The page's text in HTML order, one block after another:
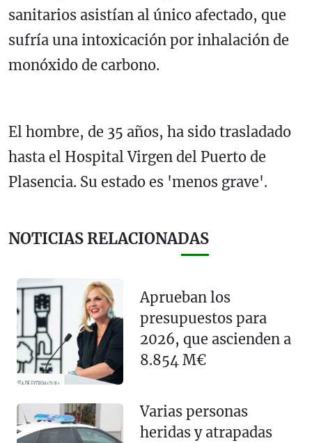
sanitarios asistían al único afectado, que
sufría una intoxicación por inhalación de
monóxido de carbono.
El hombre, de 35 años, ha sido trasladado
hasta el Hospital Virgen del Puerto de
Plasencia. Su estado es 'menos grave'.
NOTICIAS RELACIONADAS
Aprueban los
presupuestos para
2026, que ascienden a
8.854 M€
Varias personas
heridas y atrapadas